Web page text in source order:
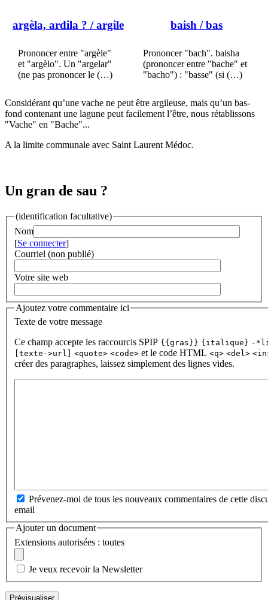
argèla, ardila ? / argile
Prononcer entre "argèle"
et "argèlo". Un "argelar"
(ne pas prononcer le (…)
baish / bas
Prononcer "bach". baisha
(prononcer entre "bache" et
"bacho") : "basse" (si (…)
Considérant qu’une vache ne peut être argileuse, mais qu’un bas-
fond contenant une lagune peut facilement l’être, nous rétablissons
"Vache" en "Bache"...
A la limite communale avec Saint Laurent Médoc.
Un gran de sau ?
(identification facultative)
Nom
[Se connecter]
Courriel (non publié)
Votre site web
Ajoutez votre commentaire ici
Texte de votre message
Ce champ accepte les raccourcis SPIP {{gras}} {italique} -
[texte->url]
<quote> <code> et le code HTML <q> <del>
créer des paragraphes, laissez simplement des lignes vides.
Prévenez-moi de tous les nouveaux commentaires de cette
email
Ajouter un document
Extensions autorisées : toutes
Je veux recevoir la Newsletter